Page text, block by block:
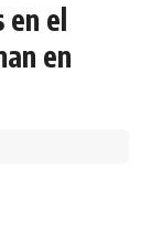
en el
en